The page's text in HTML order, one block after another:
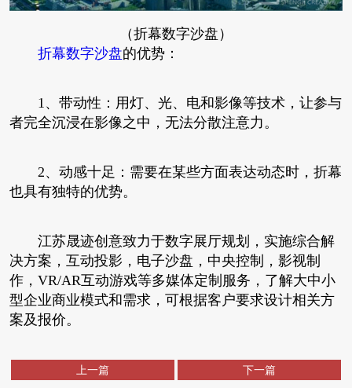
（折幕数字沙盘）
折幕数字沙盘的优势：
1、带动性：用灯、光、电和影像等技术，让参与
者完全沉浸在影像之中，无法分散注意力。
2、动感十足：需要在某些方面表达动态时，折幕
也具有独特的优势。
江苏晟迹创意致力于数字展厅规划，实施综合解
决方案，互动投影，电子沙盘，中央控制，影视制
作，VR/AR互动游戏等多媒体定制服务，了解大中小
型企业商业模式和需求，可根据客户要求设计相关方
案及报价。
上一篇 下一篇